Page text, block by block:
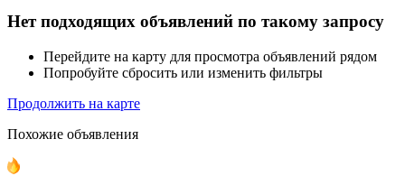
Нет подходящих объявлений по такому запросу
Перейдите на карту для просмотра объявлений рядом
Попробуйте сбросить или изменить фильтры
Продолжить на карте
Похожие объявления